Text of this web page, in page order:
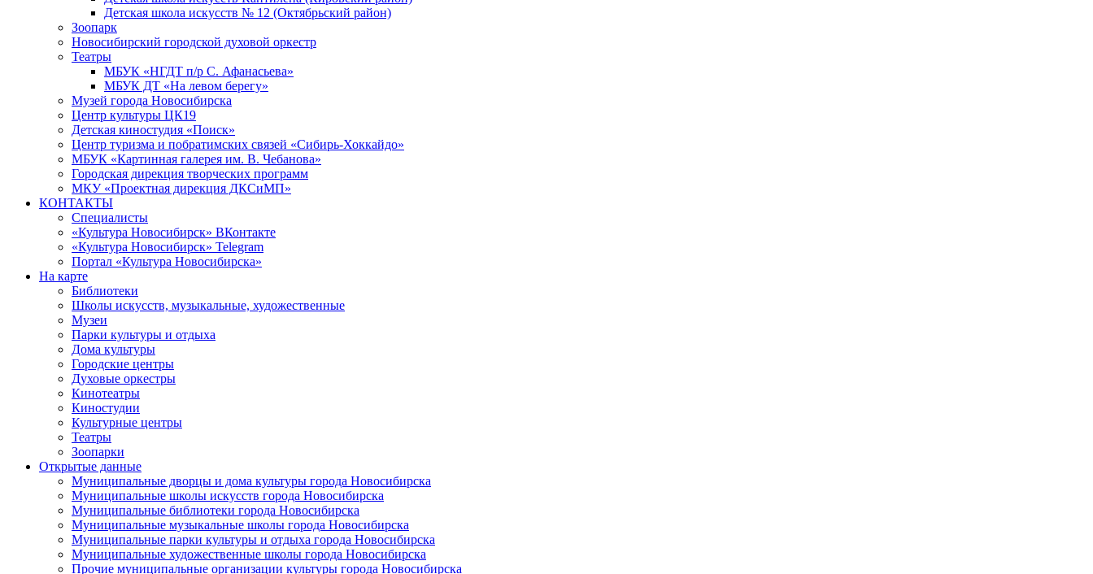
Детская школа искусств № 12 (Октябрьский район)
Зоопарк
Новосибирский городской духовой оркестр
Театры
МБУК «НГДТ п/р С. Афанасьева»
МБУК ДТ «На левом берегу»
Музей города Новосибирска
Центр культуры ЦК19
Детская киностудия «Поиск»
Центр туризма и побратимских связей «Сибирь-Хоккайдо»
МБУК «Картинная галерея им. В. Чебанова»
Городская дирекция творческих программ
МКУ «Проектная дирекция ДКСиМП»
КОНТАКТЫ
Специалисты
«Культура Новосибирск» ВКонтакте
«Культура Новосибирск» Telegram
Портал «Культура Новосибирска»
На карте
Библиотеки
Школы искусств, музыкальные, художественные
Музеи
Парки культуры и отдыха
Дома культуры
Городские центры
Духовые оркестры
Кинотеатры
Киностудии
Культурные центры
Театры
Зоопарки
Открытые данные
Муниципальные дворцы и дома культуры города Новосибирска
Муниципальные школы искусств города Новосибирска
Муниципальные библиотеки города Новосибирска
Муниципальные музыкальные школы города Новосибирска
Муниципальные парки культуры и отдыха города Новосибирска
Муниципальные художественные школы города Новосибирска
Прочие муниципальные организации культуры города Новосибирска